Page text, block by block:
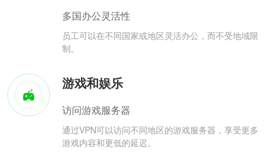
多国办公灵活性
员工可以在不同国家或地区灵活办公，而不受地域限
制。
游戏和娱乐
访问游戏服务器
通过VPN可以访问不同地区的游戏服务器，享受更多
游戏内容和更低的延迟。